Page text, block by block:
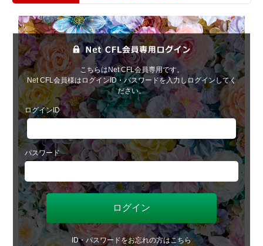
こちらはNet CFL会員専用です。
Net CFL会員様はログインID・パスワードを入力しログインしてく
ださい。
ログインID
パスワード
ID・パスワードをお忘れの方はこちら